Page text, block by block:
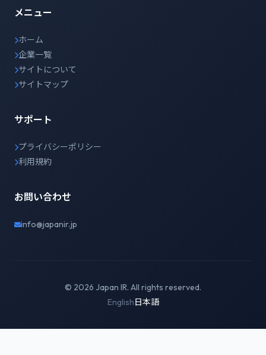
メニュー
ホーム
企業一覧
サイトについて
サイトマップ
サポート
プライバシーポリシー
利用規約
お問い合わせ
info@japanir.jp
© 2026 Japan IR. All rights reserved.
English日本語